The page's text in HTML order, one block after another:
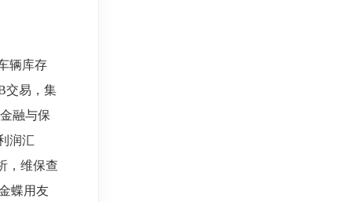
辆库存
交易，集
融与保
润汇
，维保查
蝶用友